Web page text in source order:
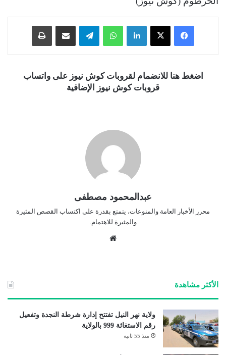
فيسبوك ‫X لينكدإن واتساب تيلقرام
اضغط هنا للانضمام لقروبات كوش نيوز على واتساب
قروبات كوش نيوز الإضافية
عبدالمحمود مصطفى
محرر الأخبار العامة والمنوعات، يتمتع بقدرة على اكتساب القصص المثيرة
والمثيرة للاهتمام.
الأكثر مشاهدة
ولاية نهر النيل تفتتح إدارة شرطة النجدة وتفعيل
رقم الاستغاثة 999 بالولاية
منذ 55 ثانية